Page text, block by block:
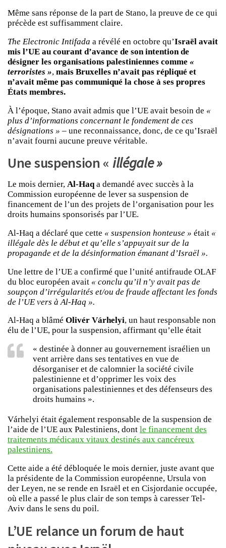
Même sans réponse de la part de Stano, la preuve de ce qui
précède est suffisamment claire.
The Electronic Intifada a révélé en octobre qu’Israël avait
mis l’UE au courant d’avance de son intention de
désigner les organisations palestiniennes comme «
terroristes », mais Bruxelles n’avait pas répliqué et
n’avait même pas communiqué la chose à ses propres
États membres.
À l’époque, Stano avait admis que l’UE avait besoin de «
plus d’informations concernant le fondement de ces
désignations » – une reconnaissance, donc, de ce qu’Israël
n’avait fourni aucune preuve véritable.
Une suspension « illégale »
Le mois dernier, Al-Haq a demandé avec succès à la
Commission européenne de lever sa suspension de
financement de l’un des projets de l’organisation pour les
droits humains sponsorisés par l’UE.
Al-Haq a déclaré que cette « suspension honteuse » était «
illégale dès le début et qu’elle s’appuyait sur de la
propagande et de la désinformation émanant d’Israël ».
Une lettre de l’UE a confirmé que l’unité antifraude OLAF
du bloc européen avait « conclu qu’il n’y avait pas de
soupçon d’irrégularités et/ou de fraude affectant les fonds
de l’UE vers à Al-Haq ».
Al-Haq a blâmé Olivér Várhelyi, un haut responsable non
élu de l’UE, pour la suspension, affirmant qu’elle était
« destinée à donner au gouvernement israélien un
vent arrière dans ses tentatives en vue de
désorganiser et de calomnier la société civile
palestinienne et d’opprimer les voix des
organisations palestiniennes et des défenseurs des
droits humains ».
Várhelyi était également responsable de la suspension de
l’aide de l’UE aux Palestiniens, dont le financement des
traitements médicaux vitaux destinés aux cancéreux
palestiniens.
Cette aide a été débloquée le mois dernier, juste avant que
la présidente de la Commission européenne, Ursula von
der Leyen, ne se rende en Israël et en Cisjordanie occupée,
où elle a passé le plus clair de son temps à caresser Tel-
Aviv dans le sens du poil.
L’UE relance un forum de haut